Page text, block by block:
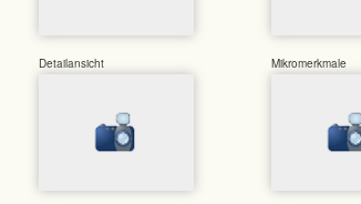
Detailansicht Mikromerkmale